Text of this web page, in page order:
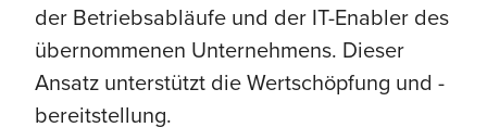
der Betriebsabläufe und der IT-Enabler des
übernommenen Unternehmens. Dieser
Ansatz unterstützt die Wertschöpfung und -
bereitstellung.